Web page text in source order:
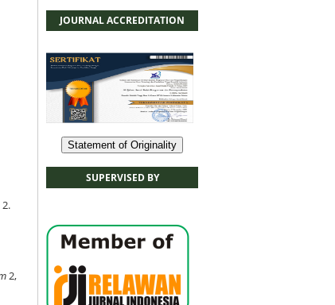
JOURNAL ACCREDITATION
Statement of Originality
SUPERVISED BY
2,